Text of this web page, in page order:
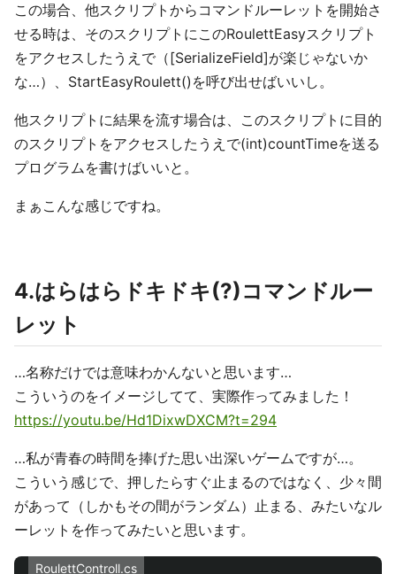
この場合、他スクリプトからコマンドルーレットを開始さ
せる時は、そのスクリプトにこのRoulettEasyスクリプト
をアクセスしたうえで（[SerializeField]が楽じゃないか
な…）、StartEasyRoulett()を呼び出せばいいし。
他スクリプトに結果を流す場合は、このスクリプトに目的
のスクリプトをアクセスしたうえで(int)countTimeを送る
プログラムを書けばいいと。
まぁこんな感じですね。
4.はらはらドキドキ(?)コマンドルー
レット
…名称だけでは意味わかんないと思います…
こういうのをイメージしてて、実際作ってみました！
https://youtu.be/Hd1DixwDXCM?t=294
…私が青春の時間を捧げた思い出深いゲームですが…。
こういう感じで、押したらすぐ止まるのではなく、少々間
があって（しかもその間がランダム）止まる、みたいなル
ーレットを作ってみたいと思います。
RoulettControll.cs